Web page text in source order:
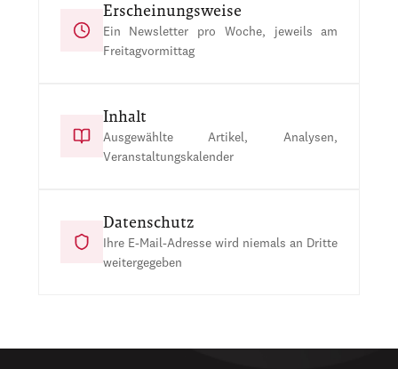
Erscheinungsweise
Ein Newsletter pro Woche, jeweils am
Freitagvormittag
Inhalt
Ausgewählte Artikel, Analysen,
Veranstaltungskalender
Datenschutz
Ihre E-Mail-Adresse wird niemals an Dritte
weitergegeben